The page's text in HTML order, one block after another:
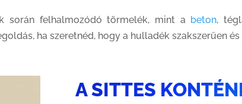
során felhalmozódó törmelék, mint a beton,
ha szeretnéd, hogy a hulladék szakszerűen
A SITTES